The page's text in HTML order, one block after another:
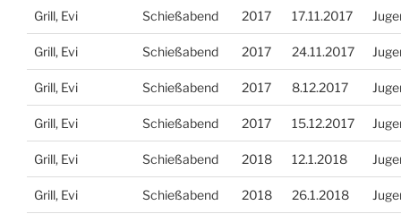
Grill, Evi Schießabend 2017 17.11.2017
Grill, Evi Schießabend 2017 24.11.2017
Grill, Evi Schießabend 2017 8.12.2017
Grill, Evi Schießabend 2017 15.12.2017
Grill, Evi Schießabend 2018 12.1.2018
Grill, Evi Schießabend 2018 26.1.2018